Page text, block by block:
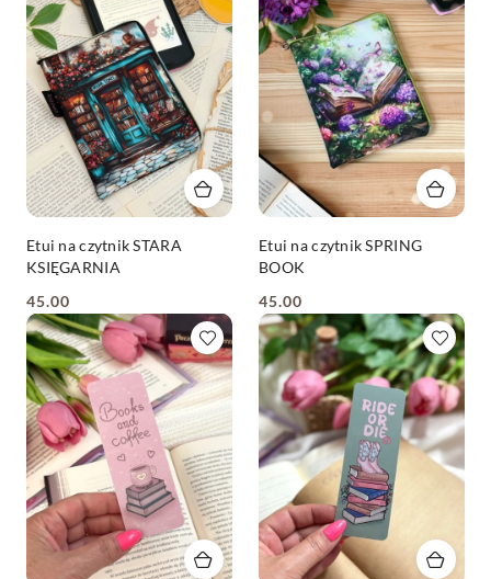
Etui na czytnik STARA
KSIĘGARNIA
Cena:
45.00
Etui na czytnik SPRING
BOOK
Cena:
45.00